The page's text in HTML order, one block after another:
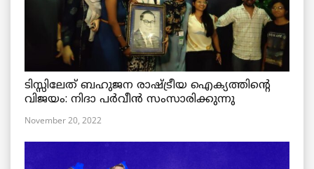
ടിസ്സിലേത് ബഹുജന രാഷ്ട്രീയ ഐക്യത്തിന്റെ
വിജയം: നിദാ പർവീൻ സംസാരിക്കുന്നു
November 20, 2022